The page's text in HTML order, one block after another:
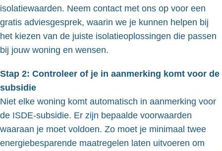
isolatiewaarden. Neem contact met ons op voor een
gratis adviesgesprek, waarin we je kunnen helpen bij
het kiezen van de juiste isolatieoplossingen die passen
bij jouw woning en wensen.
Stap 2: Controleer of je in aanmerking komt voor de
subsidie
Niet elke woning komt automatisch in aanmerking voor
de ISDE-subsidie. Er zijn bepaalde voorwaarden
waaraan je moet voldoen. Zo moet je minimaal twee
energiebesparende maatregelen laten uitvoeren om